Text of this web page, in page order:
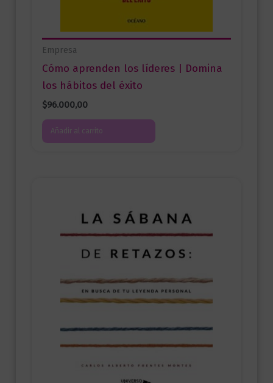
Empresa
Cómo aprenden los líderes | Domina
los hábitos del éxito
$96.000,00
Añadir al carrito